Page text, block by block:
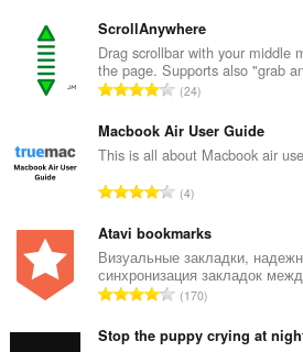
е
г
о
о
е
н
о
к
:
ScrollAnywhere
Drag scrollbar with your middle
the page. Supports also "grab
В
е
г
о
е
н
о
к
:
24
Macbook Air User Guide
This is all about Macbook air
В
е
г
о
о
е
4
Atavi bookmarks
Визуальные закладки,
синхронизация закладок
В
е
170
Stop the puppy crying at